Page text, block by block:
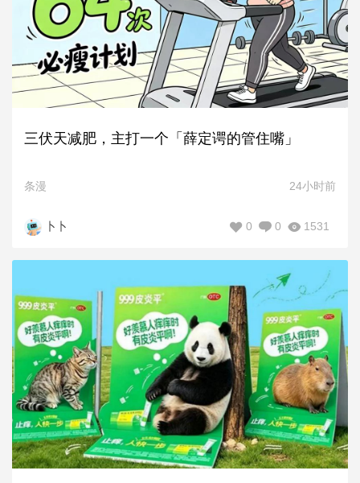
三伏天减肥，主打一个「薛定谔的管住嘴」
条漫 24小时前
卜卜 1531
0
0